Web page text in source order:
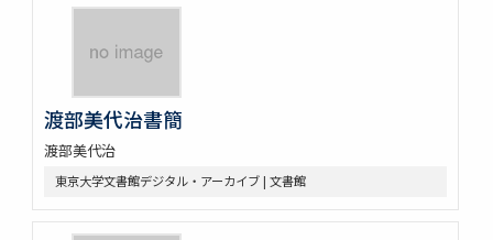
渡部美代治書簡
渡部美代治
東京大学文書館デジタル・アーカイブ | 文書館